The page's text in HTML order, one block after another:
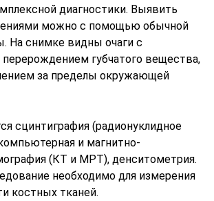
диагностики. Выявить
можно с помощью обычной
На снимке видны очаги с
перерождением губчатого вещества,
за пределы окружающей
сцинтиграфия (радионуклидное
и магнитно-
(КТ и МРТ), денситометрия.
необходимо для измерения
костных тканей.